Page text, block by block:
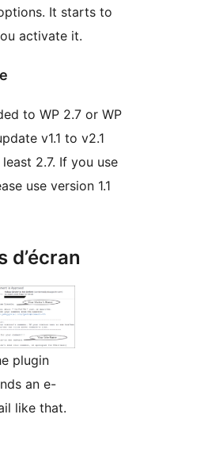
It starts to
activate it.
to WP 2.7 or WP
v1.1 to v2.1
2.7. If you use
use version 1.1
d’écran
plugin
an e-
like that.